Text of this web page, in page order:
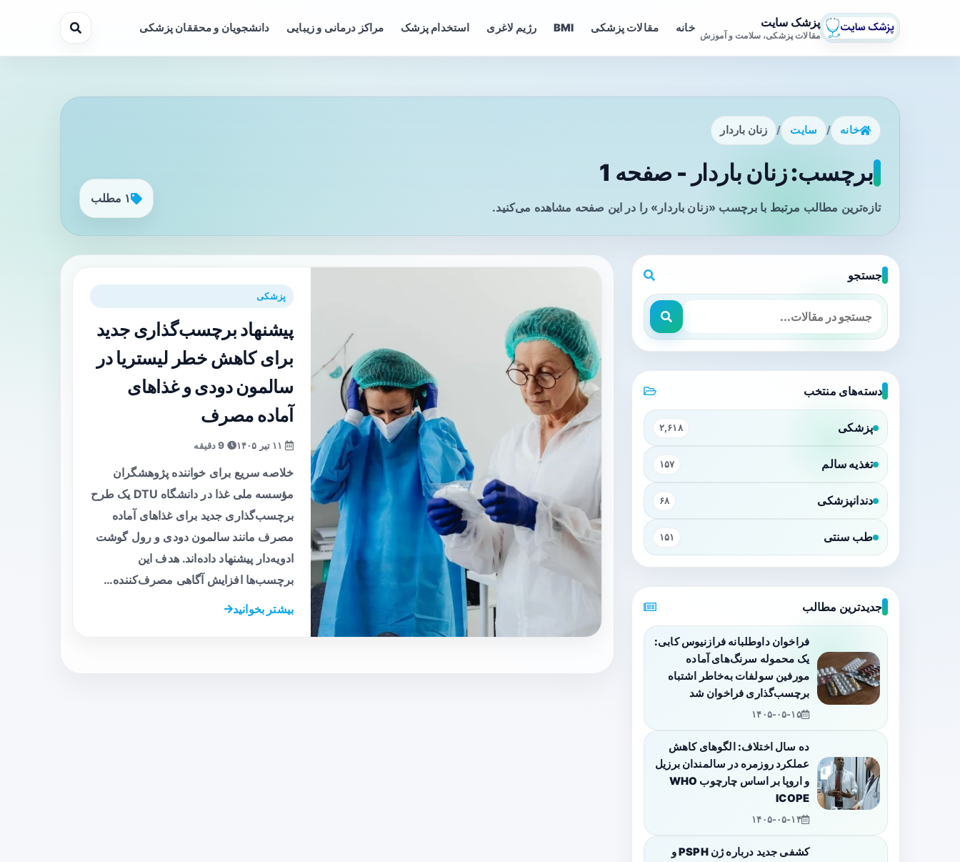
پزشک سایت
مقالات پزشکی، سلامت و آموزش
خانه مقالات پزشکی BMI رژیم لاغری استخدام پزشک مراکز درمانی و زیبایی دانشجویان و محققان پزشکی
خانه / سایت / زنان باردار
برچسب: زنان باردار - صفحه 1
تازه‌ترین مطالب مرتبط با برچسب «زنان باردار» را در این صفحه مشاهده می‌کنید.
۱ مطلب
پزشکی
پیشنهاد برچسب‌گذاری جدید
برای کاهش خطر لیستریا در
سالمون دودی و غذاهای
آماده مصرف
خلاصه سریع برای خواننده پژوهشگران
مؤسسه ملی غذا در دانشگاه DTU یک طرح
برچسب‌گذاری جدید برای غذاهای آماده
مصرف مانند سالمون دودی و رول گوشت
ادویه‌دار پیشنهاد داده‌اند. هدف این
برچسب‌ها افزایش آگاهی مصرف‌کننده…
بیشتر بخوانید
جستجو
دسته‌های منتخب
پزشکی ۲,۶۱۸
تغذیه سالم ۱۵۷
دندانپزشکی ۶۸
طب سنتی ۱۵۱
جدیدترین مطالب
فراخوان داوطلبانه فرازنیوس کابی:
یک محموله سرنگ‌های آماده
مورفین سولفات به‌خاطر اشتباه
برچسب‌گذاری فراخوان شد
۱۴۰۵-۰۵-۱۵
ده سال اختلاف: الگوهای کاهش
عملکرد روزمره در سالمندان برزیل
و اروپا بر اساس چارچوب WHO
ICOPE
۱۴۰۵-۰۵-۱۴
کشفی جدید درباره ژن PSPH و